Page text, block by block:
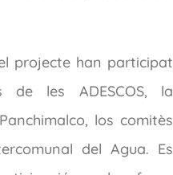
projecte han participat
les ADESCOS, la
los comitès
del Agua. Es